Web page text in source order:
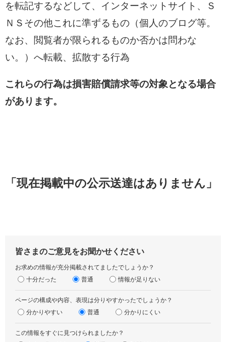
を転記するなどして、インターネットサイト、Ｓ
ＮＳその他これに準ずるもの（個人のブログ等。
なお、閲覧者が限られるものか否かは問わな
い。）へ転載、拡散する行為
これらの行為は損害賠償請求等の対象となる場合
があります。
「現在掲載中の公示送達はありません」
皆さまのご意見をお聞かせください
お求めの情報が充分掲載されてましたでしょうか？
十分だった
普通 情報が足りない
ページの構成や内容、表現は分りやすかったでしょうか？
分かりやすい
普通 分かりにくい
この情報をすぐに見つけられましたか？